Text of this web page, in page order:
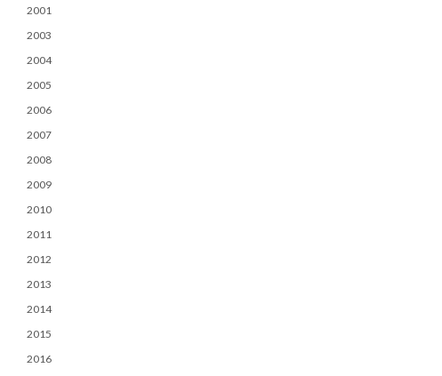
2001
2003
2004
2005
2006
2007
2008
2009
2010
2011
2012
2013
2014
2015
2016